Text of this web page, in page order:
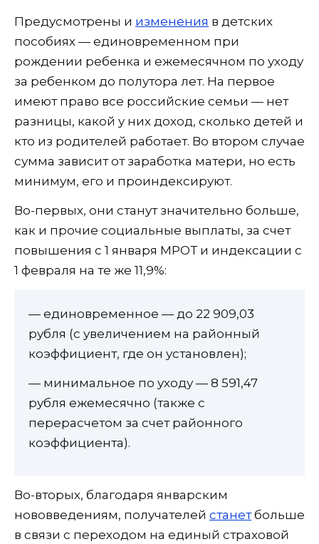
Предусмотрены и изменения в детских
пособиях — единовременном при
рождении ребенка и ежемесячном по уходу
за ребенком до полутора лет. На первое
имеют право все российские семьи — нет
разницы, какой у них доход, сколько детей и
кто из родителей работает. Во втором случае
сумма зависит от заработка матери, но есть
минимум, его и проиндексируют.
Во-первых, они станут значительно больше,
как и прочие социальные выплаты, за счет
повышения с 1 января МРОТ и индексации с
1 февраля на те же 11,9%:
— единовременное — до 22 909,03
рубля (с увеличением на районный
коэффициент, где он установлен);
— минимальное по уходу — 8 591,47
рубля ежемесячно (также с
перерасчетом за счет районного
коэффициента).
Во-вторых, благодаря январским
нововведениям, получателей станетбольше
в связи с переходом на единый страховой